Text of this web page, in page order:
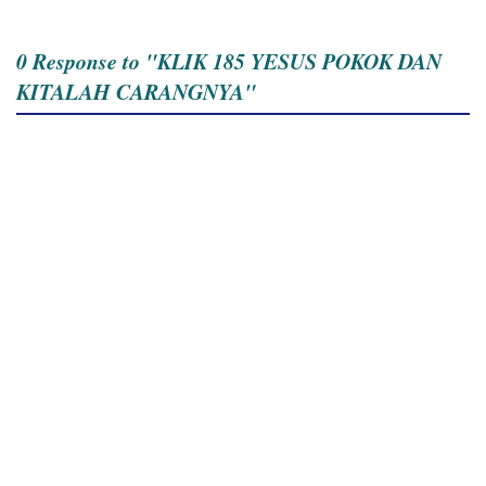
0 Response to "KLIK 185 YESUS POKOK DAN
KITALAH CARANGNYA"